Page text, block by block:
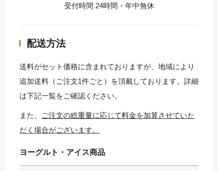
受付時間 24時間・年中無休
配送方法
送料がセット価格に含まれておりますが、地域により
追加送料（ご注文1件ごと）を頂戴しております。詳細
は下記一覧をご確認ください。
また、
ご注文の総重量に応じて料金を加算させていた
だく場合がございます。
ヨーグルト・アイス商品